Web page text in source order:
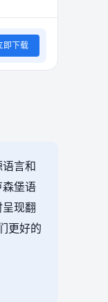
即下载
言和
堡语
现翻
更好的